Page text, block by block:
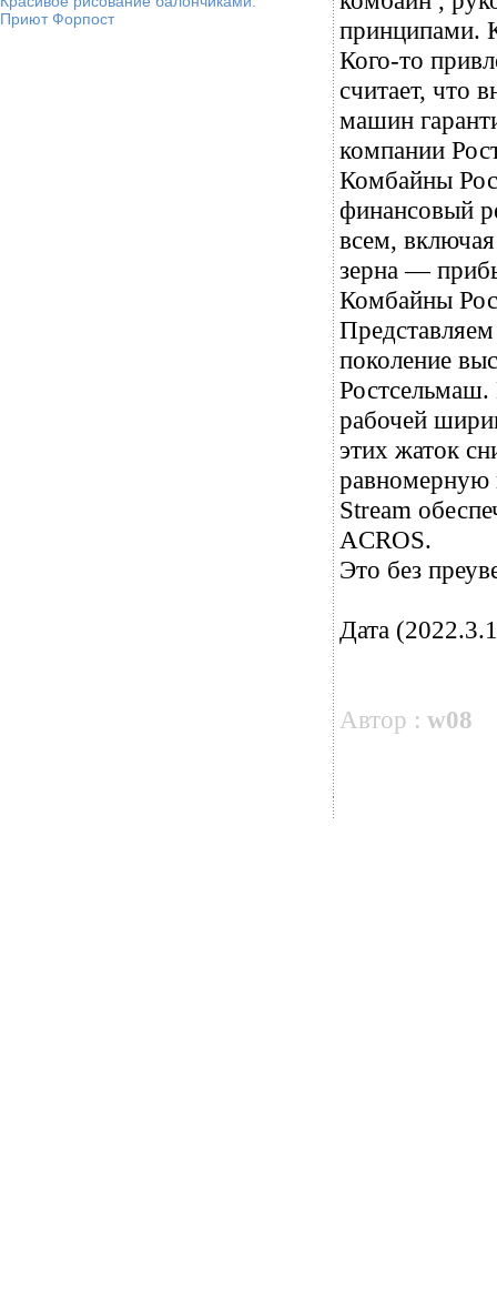
Приют Форпост
принципами.
Кого-то
считает, что
машин
компании
Комбайны
финансовый
всем,
зерна —
Комбайны
поколение
рабочей
этих жаток
равномерную
Stream
ACROS.
Это без
Дата
Автор : w08